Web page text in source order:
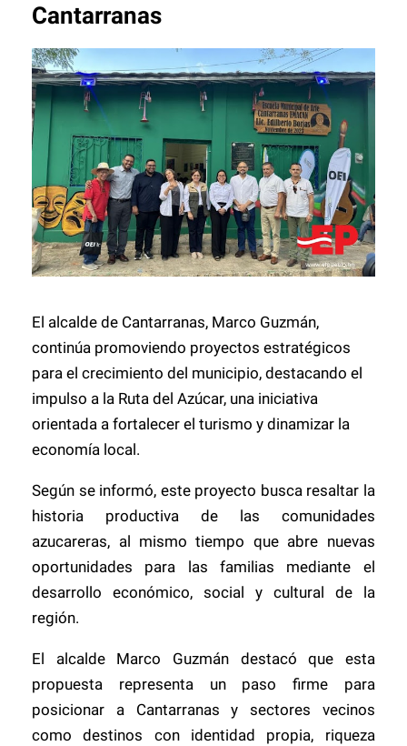
Cantarranas
El alcalde de Cantarranas, Marco Guzmán,
continúa promoviendo proyectos estratégicos
para el crecimiento del municipio, destacando el
impulso a la Ruta del Azúcar, una iniciativa
orientada a fortalecer el turismo y dinamizar la
economía local.
Según se informó, este proyecto busca resaltar la
historia productiva de las comunidades
azucareras, al mismo tiempo que abre nuevas
oportunidades para las familias mediante el
desarrollo económico, social y cultural de la
región.
El alcalde Marco Guzmán destacó que esta
propuesta representa un paso firme para
posicionar a Cantarranas y sectores vecinos
como destinos con identidad propia, riqueza